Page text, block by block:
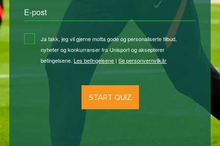
E-post
Ja takk, jeg vil gjerne motta gode og personaliserte tilbud,
nyheter og konkurranser fra Unisport og aksepterer
betingelsene.Les betingelsene |Se personvernvilkår
START QUIZ